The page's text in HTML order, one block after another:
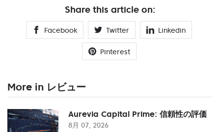
Share this article on:
Facebook Twitter Linkedin
Pinterest
More in レビュー
Aurevia Capital Prime: 信頼性の評価
8月 07, 2026